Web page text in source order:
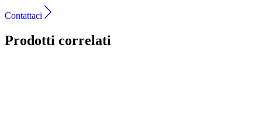
Contattaci
Prodotti correlati